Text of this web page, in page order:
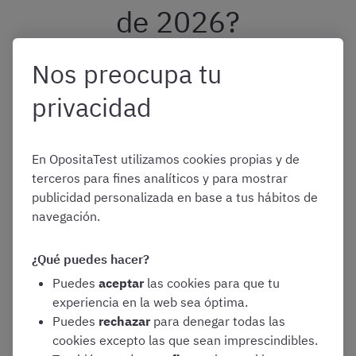
de 2026?
Mientras no exista una fecha confirmada, la mejor
estrategia es tener guardado en marcadores los
siguientes enlaces y visitarlos con frecuencia:
Calendario oficial de oposiciones de
OpositaTest
Página de seguimiento del proceso selectivo
Madrid
Histórico de fechas de
Nos preocupa tu
privacidad
En OpositaTest utilizamos cookies propias y de
terceros para fines analíticos y para mostrar
publicidad personalizada en base a tus hábitos de
navegación.
¿Qué puedes hacer?
Puedes aceptar las cookies para que tu
experiencia en la web sea óptima.
Puedes rechazar para denegar todas las
cookies excepto las que sean imprescindibles.